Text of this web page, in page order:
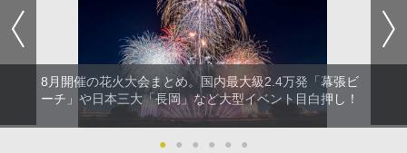
8月開催の花火大会まとめ。国内最大級2.4万発「幕張ビ
ーチ」や日本三大「長岡」など大型イベント目白押し！
● ● ● ● ● ●